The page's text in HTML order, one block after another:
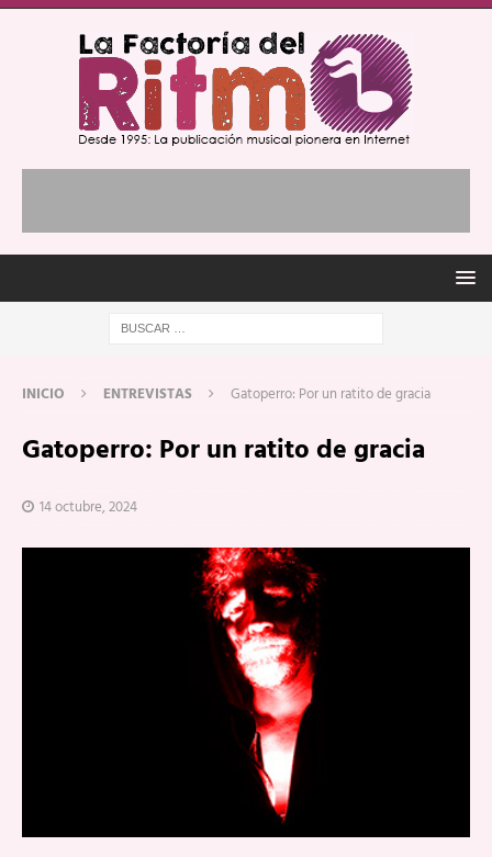
INICIO ENTREVISTAS Gatoperro: Por un ratito de gracia
Gatoperro: Por un ratito de gracia
14 octubre, 2024